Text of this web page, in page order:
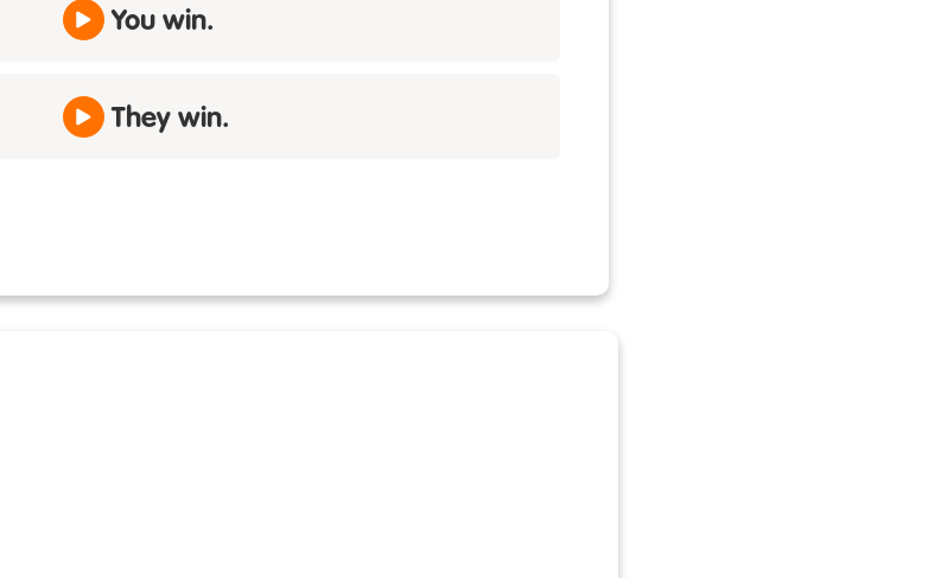
You win.
They win.